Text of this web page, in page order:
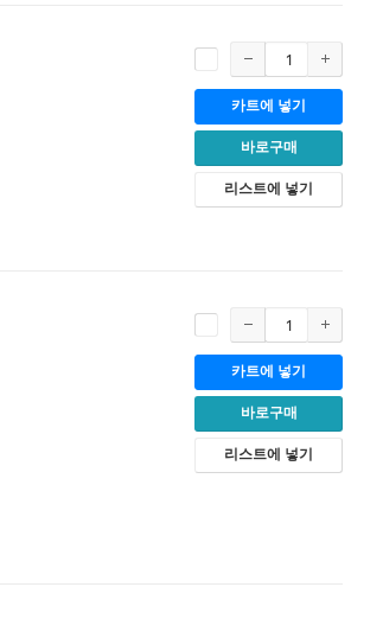
카트에 넣기
바로구매
리스트에 넣기
카트에 넣기
바로구매
리스트에 넣기